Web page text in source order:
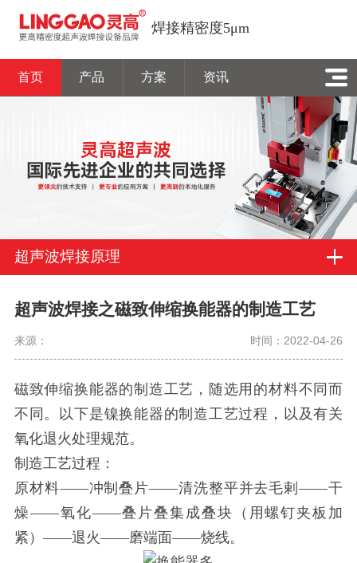
焊接精密度5μm
首页 产品 方案 资讯
超声波焊接原理
超声波焊接之磁致伸缩换能器的制造工艺
来源： 时间：2022-04-26
磁致伸缩换能器的制造工艺，随选用的材料不同而
不同。以下是镍换能器的制造工艺过程，以及有关
氧化退火处理规范。
制造工艺过程：
原材料——冲制叠片——清洗整平并去毛剌——干
燥——氧化——叠片叠集成叠块（用螺钉夹板加
紧）——退火——磨端面——烧线。